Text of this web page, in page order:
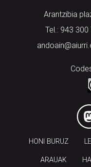
Arantzibia
Tel.: 943 300
HONI BURUZ
ARAUAK